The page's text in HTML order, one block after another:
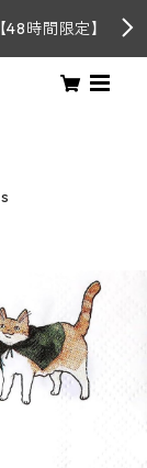
【48時間限定】